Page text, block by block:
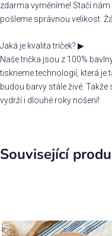
zdarma vyměníme! Stačí
pošleme správnou velikost.
Jaká je kvalita triček? ▶
Naše trička jsou z 100%
tiskneme technologií, která je
budou barvy stále živé.
vydrží i dlouhé roky nošení!
Související